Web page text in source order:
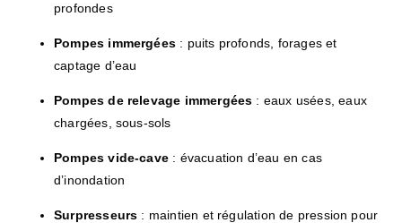
profondes
Pompes immergées : puits profonds, forages et
captage d’eau
Pompes de relevage immergées : eaux usées, eaux
chargées, sous-sols
Pompes vide-cave : évacuation d’eau en cas
d’inondation
Surpresseurs : maintien et régulation de pression pour